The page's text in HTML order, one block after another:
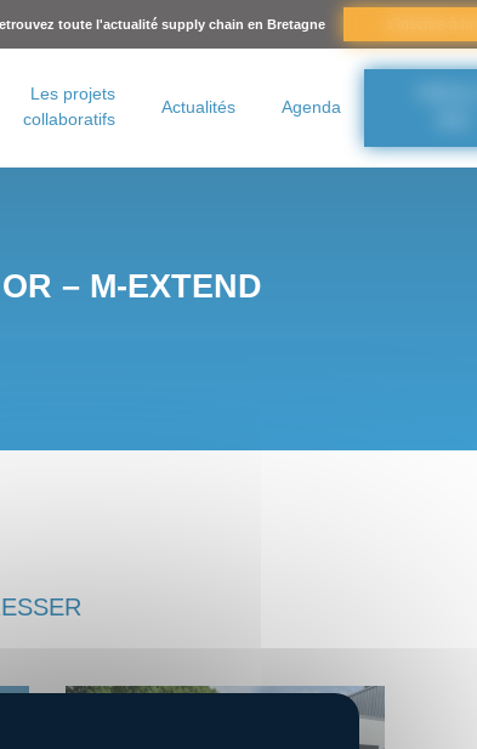
toute l'actualité supply chain en Bretagne
Les projets
collaboratifs
Actualités Agenda
– M-EXTEND